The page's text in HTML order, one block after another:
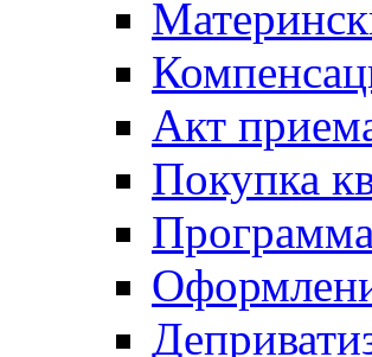
Акт
Покупка